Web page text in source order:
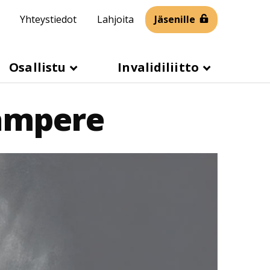
Yhteystiedot Lahjoita Jäsenille
Osallistu Invalidiliitto